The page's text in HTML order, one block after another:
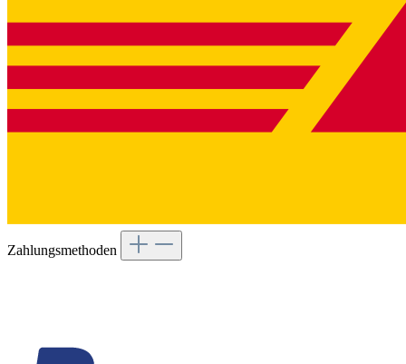
Zahlungsmethoden